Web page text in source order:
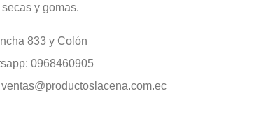
secas y gomas.
833 y Colón
0968460905
ventas@productoslacena.com.ec